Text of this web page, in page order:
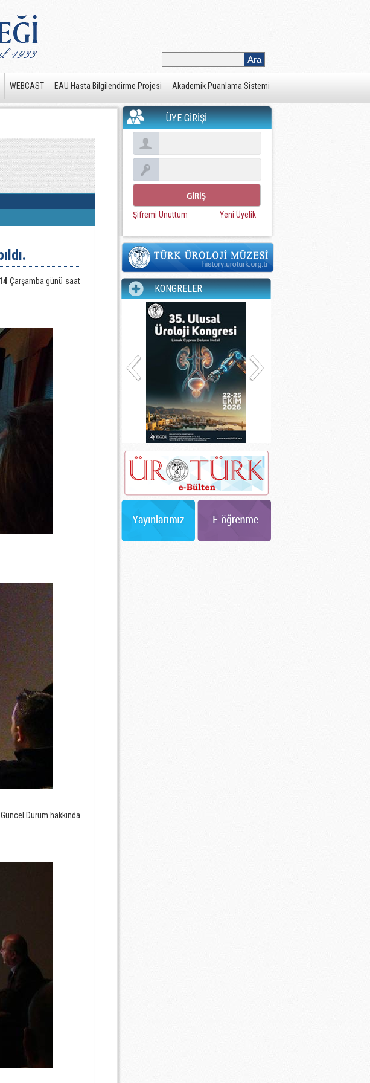
WEBCAST EAU Hasta Bilgilendirme Projesi Akademik Puanlama Sistemi
Çarşamba günü saat
Durum hakkında
ÜYE GİRİŞİ
Şifremi Unuttum Yeni Üyelik
KONGRELER